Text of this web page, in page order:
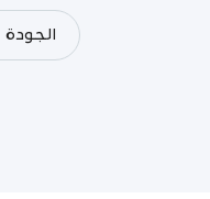
الجودة